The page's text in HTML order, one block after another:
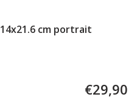
14x21.6 cm portrait
€29,90